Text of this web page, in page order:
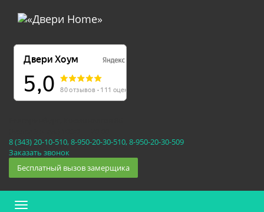
8 (343) 20-10-510, 8-950-20-30-510, 8-950-20-30-509
Заказать звонок
Бесплатный вызов замерщика
Меню